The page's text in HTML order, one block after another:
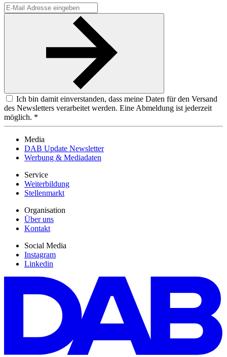
Ich bin damit einverstanden, dass meine Daten für den Versand
des Newsletters verarbeitet werden. Eine Abmeldung ist jederzeit
möglich. *
Media
DAB Update Newsletter
Werbung & Mediadaten
Service
Weiterbildung
Stellenmarkt
Organisation
Über uns
Kontakt
Social Media
Instagram
Linkedin